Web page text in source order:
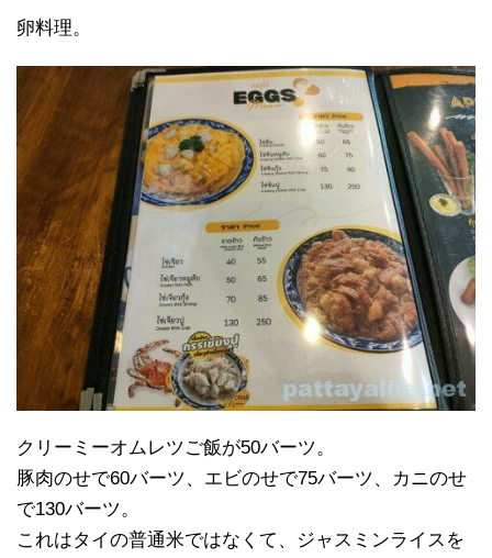
卵料理。
クリーミーオムレツご飯が50バーツ。
豚肉のせで60バーツ、エビのせで75バーツ、カニのせ
で130バーツ。
これはタイの普通米ではなくて、ジャスミンライスを